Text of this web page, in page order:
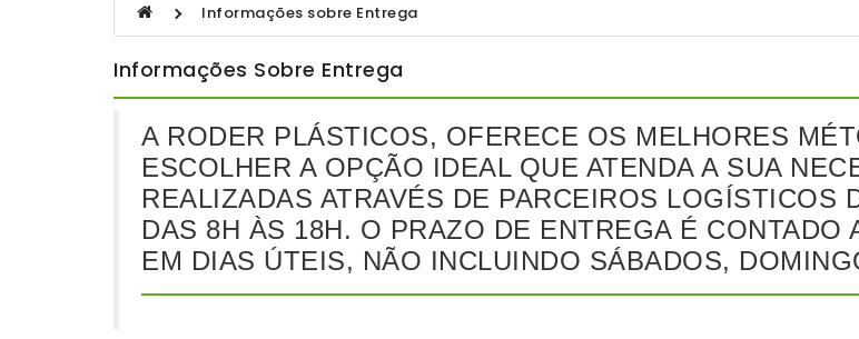
Informações sobre Entrega
Informações Sobre Entrega
A RODER PLÁSTICOS, OFERECE OS MELHORES
ESCOLHER A OPÇÃO IDEAL QUE ATENDA A SUA
REALIZADAS ATRAVÉS DE PARCEIROS LOGÍSTICOS
DAS 8H ÀS 18H. O PRAZO DE ENTREGA É CONTADO
EM DIAS ÚTEIS, NÃO INCLUINDO SÁBADOS,